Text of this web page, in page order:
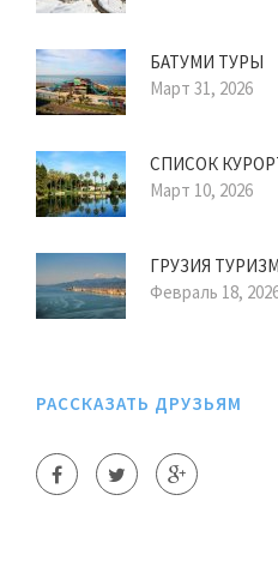
БАТУМИ ТУРЫ
Март 31, 2026
СПИСОК
Март 10, 2026
ГРУЗИЯ
Февраль 18,
РАССКАЗАТЬ ДРУЗЬЯМ